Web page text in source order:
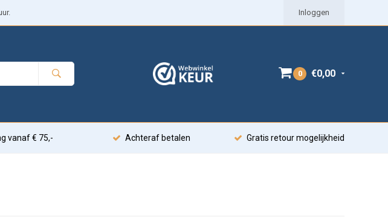
Inloggen
0 €0,00
vanaf € 75,- Achteraf betalen Gratis retour mogelijkheid